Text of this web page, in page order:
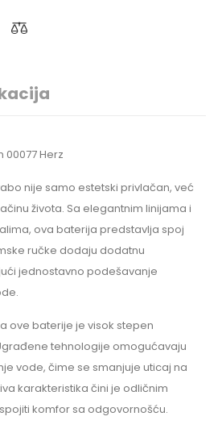
00077 Herz
nije samo estetski privlačan, već
života. Sa elegantnim linijama i
ova baterija predstavlja spoj
ručke dodaju dodatnu
jednostavno podešavanje
ove baterije je visok stepen
tehnologije omogućavaju
vode, čime se smanjuje uticaj na
karakteristika čini je odličnim
komfor sa odgovornošću.